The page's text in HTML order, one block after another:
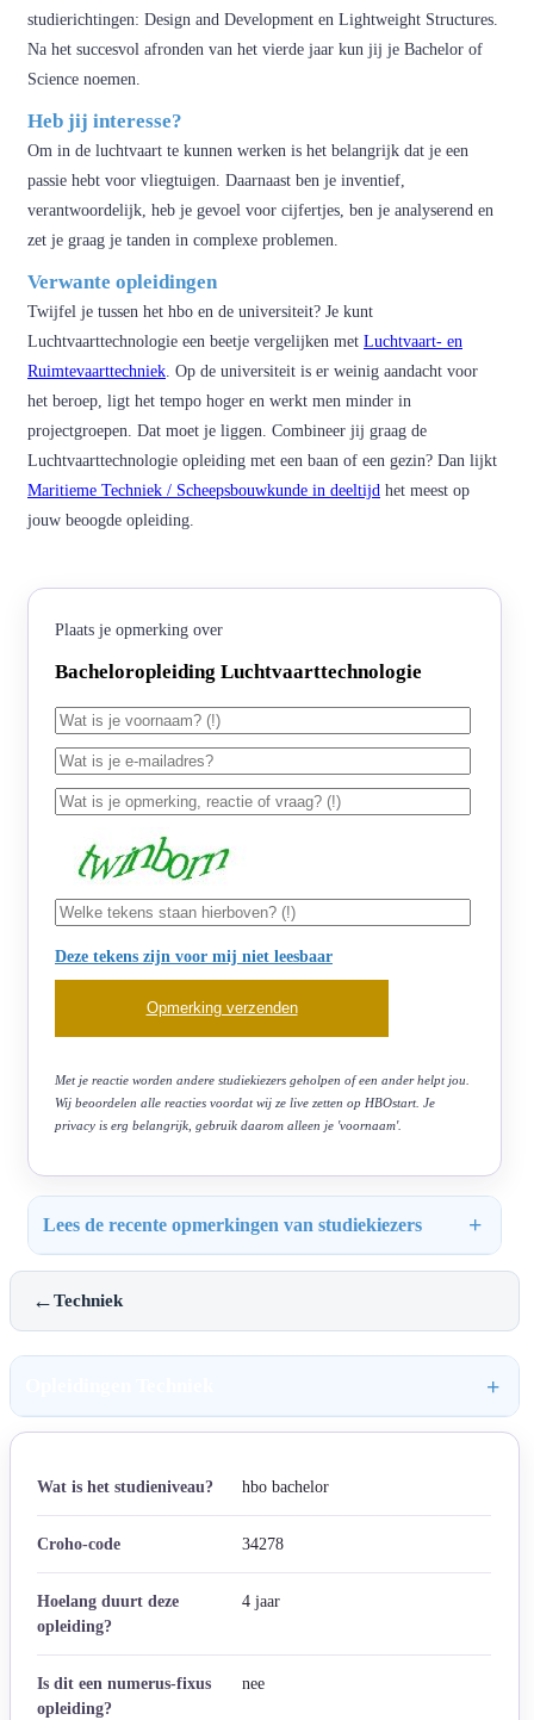
studierichtingen: Design and Development en Lightweight Structures.
Na het succesvol afronden van het vierde jaar kun jij je Bachelor of
Science noemen.
Heb jij interesse?
Om in de luchtvaart te kunnen werken is het belangrijk dat je een
passie hebt voor vliegtuigen. Daarnaast ben je inventief,
verantwoordelijk, heb je gevoel voor cijfertjes, ben je analyserend en
zet je graag je tanden in complexe problemen.
Verwante opleidingen
Twijfel je tussen het hbo en de universiteit? Je kunt
Luchtvaarttechnologie een beetje vergelijken met Luchtvaart- en
Ruimtevaarttechniek. Op de universiteit is er weinig aandacht voor
het beroep, ligt het tempo hoger en werkt men minder in
projectgroepen. Dat moet je liggen. Combineer jij graag de
Luchtvaarttechnologie opleiding met een baan of een gezin? Dan lijkt
Maritieme Techniek / Scheepsbouwkunde in deeltijd het meest op
jouw beoogde opleiding.
Plaats je opmerking over
Bacheloropleiding Luchtvaarttechnologie
Deze tekens zijn voor mij niet leesbaar
Met je reactie worden andere studiekiezers geholpen of een ander helpt jou.
Wij beoordelen alle reacties voordat wij ze live zetten op HBOstart. Je
privacy is erg belangrijk, gebruik daarom alleen je 'voornaam'.
Lees de recente opmerkingen van studiekiezers
←Techniek
Wat is het studieniveau? hbo bachelor
Croho-code 34278
Hoelang duurt deze
opleiding?
4 jaar
Is dit een numerus-fixus
opleiding?
nee